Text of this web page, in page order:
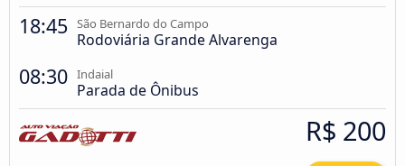
18:45 São Bernardo do Campo
Rodoviária Grande Alvarenga
08:30 Indaial
Parada de Ônibus
R$ 200